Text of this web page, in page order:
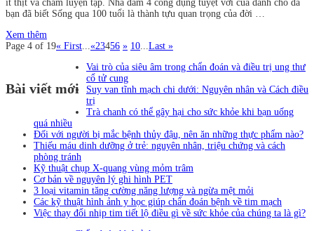
ít thịt và chăm luyện tập. Nha đam 4 công dụng tuyệt vời của dành cho da
bạn đã biết Sống qua 100 tuổi là thành tựu quan trọng của đời …
Xem thêm
Page 4 of 19« First...«23456 » 10...Last »
Bài viết mới
Vai trò của siêu âm trong chẩn đoán và điều trị ung thư
cổ tử cung
Suy van tĩnh mạch chi dưới: Nguyên nhân và Cách điều
trị
Trà chanh có thể gây hại cho sức khỏe khi bạn uống
quá nhiều
Đối với người bị mắc bệnh thủy đậu, nên ăn những thực phẩm nào?
Thiếu máu dinh dưỡng ở trẻ: nguyên nhân, triệu chứng và cách
phòng tránh
Kỹ thuật chụp X-quang vùng mỏm trâm
Cơ bản về nguyên lý ghi hình PET
3 loại vitamin tăng cường năng lượng và ngừa mệt mỏi
Các kỹ thuật hình ảnh y học giúp chẩn đoán bệnh về tim mạch
Việc thay đổi nhịp tim tiết lộ điều gì về sức khỏe của chúng ta là gì?